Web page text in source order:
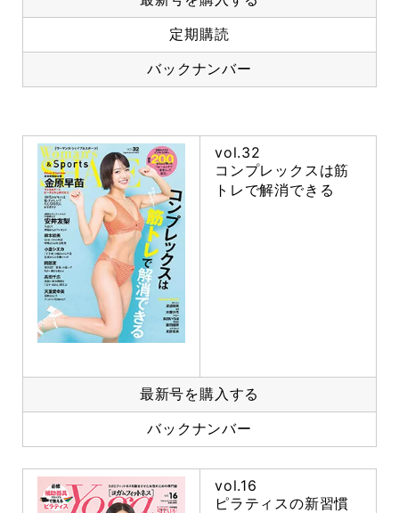
定期購読
バックナンバー
vol.32
コンプレックスは筋
トレで解消できる
最新号を購入する
バックナンバー
vol.16
ピラティスの新習慣